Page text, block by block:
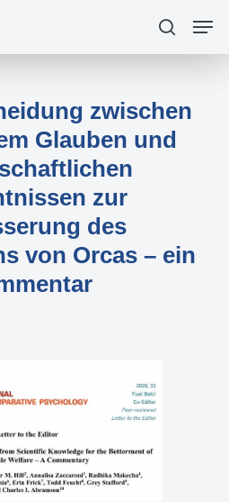
suche
zwischen
Glauben und
zur
des
von Orcas – ein